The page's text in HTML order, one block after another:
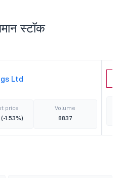
स्टॉक
Ltd
price
(-1.53%)
Volume
8837